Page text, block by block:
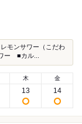
モンサワー（こだわ
ー ■カル...
木
13
金
14